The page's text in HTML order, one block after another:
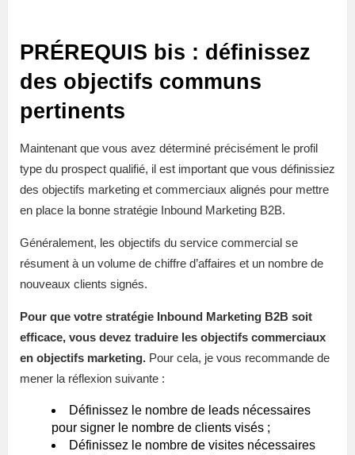
PRÉREQUIS bis : définissez
des objectifs communs
pertinents
Maintenant que vous avez déterminé précisément le profil
type du prospect qualifié, il est important que vous définissiez
des objectifs marketing et commerciaux alignés pour mettre
en place la bonne stratégie Inbound Marketing B2B.
Généralement, les objectifs du service commercial se
résument à un volume de chiffre d’affaires et un nombre de
nouveaux clients signés.
Pour que votre stratégie Inbound Marketing B2B soit
efficace, vous devez traduire les objectifs commerciaux
en objectifs marketing. Pour cela, je vous recommande de
mener la réflexion suivante :
Définissez le nombre de leads nécessaires
pour signer le nombre de clients visés ;
Définissez le nombre de visites nécessaires